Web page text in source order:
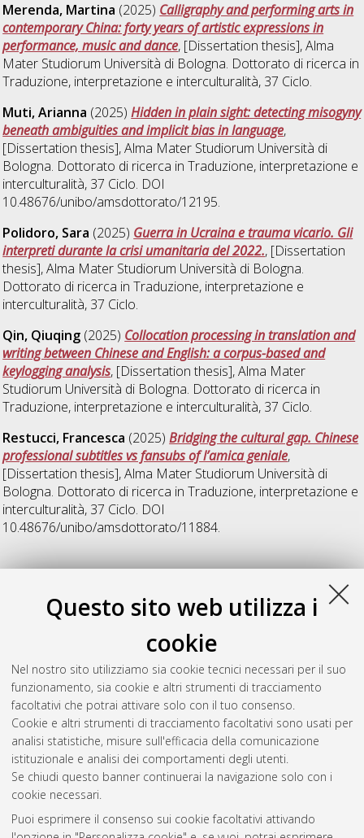
Questo sito web utilizza i
cookie
Nel nostro sito utilizziamo sia cookie tecnici necessari per il suo
funzionamento, sia cookie e altri strumenti di tracciamento
facoltativi che potrai attivare solo con il tuo consenso.
Cookie e altri strumenti di tracciamento facoltativi sono usati per
analisi statistiche, misure sull'efficacia della comunicazione
istituzionale e analisi dei comportamenti degli utenti.
Se chiudi questo banner continuerai la navigazione solo con i
cookie necessari.
Puoi esprimere il consenso sui cookie facoltativi attivando
Merenda, Martina (2025) Calligraphy and performing arts in
contemporary China: forty years of artistic expressions in
performance, music and dance, [Dissertation thesis], Alma
Mater Studiorum Università di Bologna. Dottorato di ricerca in
Traduzione, interpretazione e interculturalità, 37 Ciclo.
Muti, Arianna (2025)Hidden in plain sight: detecting misogyny
beneath ambiguities and implicit bias in language,
[Dissertation thesis], Alma Mater Studiorum Università di
Bologna. Dottorato di ricerca inTraduzione, interpretazione e
interculturalità, 37 Ciclo. DOI
10.48676/unibo/amsdottorato/12195.
Polidoro, Sara (2025) Guerra in Ucraina e trauma vicario. Gli
interpreti durante la crisi umanitaria del 2022., [Dissertation
thesis], Alma Mater Studiorum Università di Bologna.
Dottorato di ricerca inTraduzione, interpretazione e
interculturalità, 37 Ciclo.
Qin, Qiuqing (2025) Collocation processing in translation and
writing between Chinese and English: a corpus-based and
keylogging analysis, [Dissertation thesis], Alma Mater
Studiorum Università di Bologna. Dottorato di ricerca in
Traduzione, interpretazione e interculturalità, 37 Ciclo.
Restucci, Francesca (2025)Bridging the cultural gap. Chinese
professional subtitles vs fansubs of l’amica geniale,
[Dissertation thesis], Alma Mater Studiorum Università di
Bologna. Dottorato di ricerca inTraduzione, interpretazione e
interculturalità, 37 Ciclo. DOI
10.48676/unibo/amsdottorato/11884.
2026
Peluso, Monica(2026) Verso un'educazione linguistica
ecocritica: una proposta formativa per insegnanti di lingue
, [Dissertation thesis], Alma Mater Studiorum
Università di Bologna. Dottorato di ricerca inTraduzione,
interpretazione e interculturalità, 37 Ciclo.
Questa lista e' stata generata ilSat Aug 8 20:49:20 2026
Atom
Rss 1.0